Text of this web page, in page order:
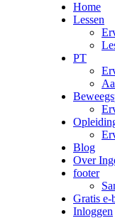
Home
Lessen
PT
Blog
Over
footer
Gratis e-
Inloggen